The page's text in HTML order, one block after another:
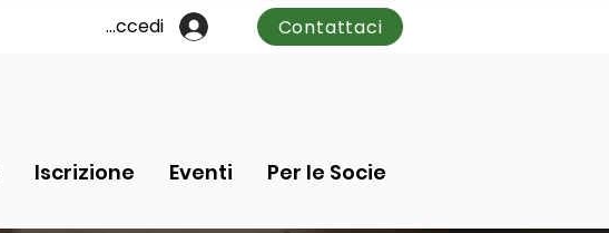
Accedi Contattaci
Iscrizione Eventi Per le Socie